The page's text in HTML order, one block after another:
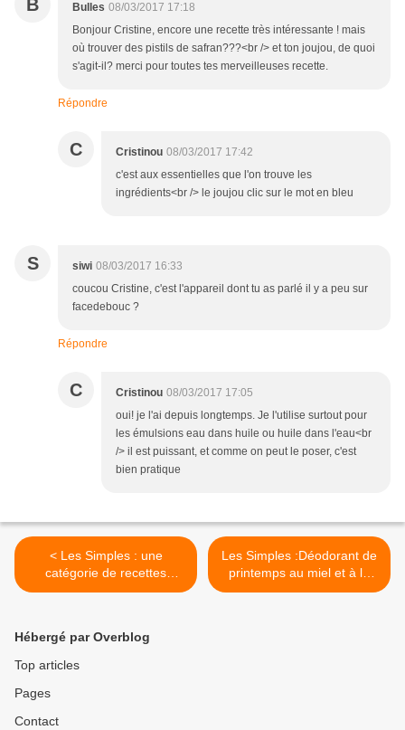
B Bulles 08/03/2017 17:18
Bonjour Cristine, encore une recette très intéressante ! mais
où trouver des pistils de safran???<br /> et ton joujou, de quoi
s'agit-il? merci pour toutes tes merveilleuses recette.
Répondre
C Cristinou 08/03/2017 17:42
c'est aux essentielles que l'on trouve les
ingrédients<br /> le joujou clic sur le mot en bleu
S siwi 08/03/2017 16:33
coucou Cristine, c'est l'appareil dont tu as parlé il y a peu sur
facedebouc ?
Répondre
C Cristinou 08/03/2017 17:05
oui! je l'ai depuis longtemps. Je l'utilise surtout pour
les émulsions eau dans huile ou huile dans l'eau<br
/> il est puissant, et comme on peut le poser, c'est
bien pratique
< Les Simples : une
catégorie de recettes
Simples aux Simples
Les Simples :Déodorant de
printemps au miel et à la
sauge >
Hébergé par Overblog
Top articles
Pages
Contact